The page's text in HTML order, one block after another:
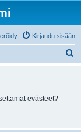
Kirjaudu sisään
evästeet?